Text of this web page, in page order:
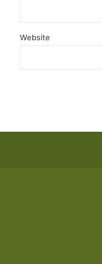
Website